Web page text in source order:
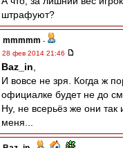
штрафуют?
mmmmm -
28 фев 2014 21:46
Baz_in
И вовсе не зря. Когда ж
официалке будет не до
Ну, не всерьёз же они так
меня...